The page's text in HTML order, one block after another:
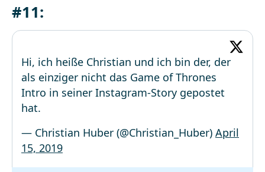
#11:
Hi, ich heiße Christian und ich bin der, der
als einziger nicht das Game of Thrones
Intro in seiner Instagram-Story gepostet
hat.
— Christian Huber (@Christian_Huber) April
15, 2019